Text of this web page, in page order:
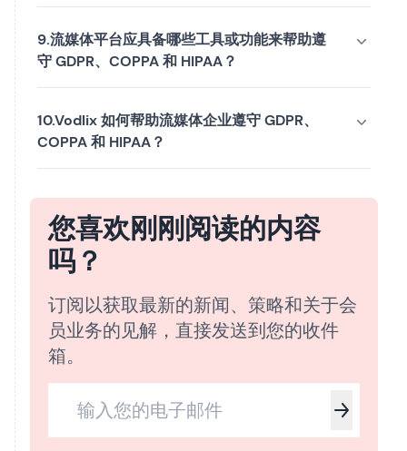
9.流媒体平台应具备哪些工具或功能来帮助遵
守 GDPR、COPPA 和 HIPAA？
10.Vodlix 如何帮助流媒体企业遵守 GDPR、
COPPA 和 HIPAA？
您喜欢刚刚阅读的内容
吗？
订阅以获取最新的新闻、策略和关于会
员业务的见解，直接发送到您的收件
箱。